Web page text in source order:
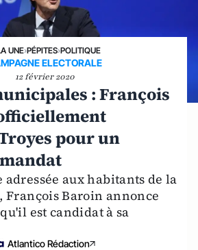
UNE›PÉPITES›POLITIQUE
ELECTORALE
12 février 2020
: François
pour un
aux habitants de la
François Baroin annonce
est candidat à sa
Atlantico Rédaction